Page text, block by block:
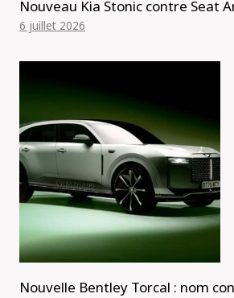
Nouveau Kia Stonic contre Seat
6 juillet 2026
Nouvelle Bentley Torcal : nom